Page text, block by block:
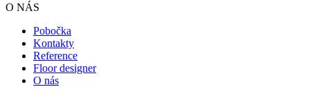
O NÁS
Pobočka
Kontakty
Reference
Floor designer
O nás